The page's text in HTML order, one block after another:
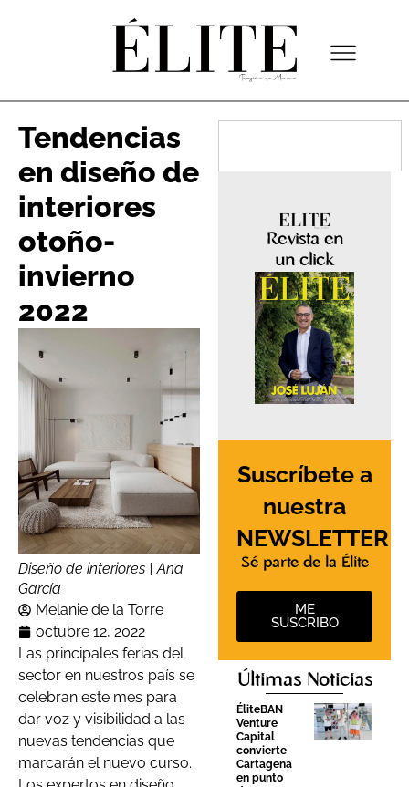
Tendencias
en diseño de
interiores
otoño-
invierno
2022
Diseño de interiores | Ana
García
Melanie de la Torre
octubre 12, 2022
Las principales ferias del
sector en nuestros país se
celebran este mes para
dar voz y visibilidad a las
nuevas tendencias que
marcarán el nuevo curso.
Revista en
un click
Suscríbete a
nuestra
NEWSLETTER
Sé parte de la Élite
ME
SUSCRIBO
Últimas Noticias
ÉliteBAN
Venture
Capital
convierte
Cartagena
en punto